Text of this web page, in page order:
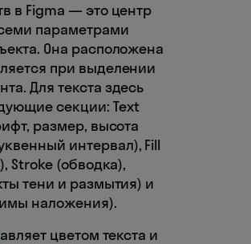
в Figma — это центр
параметрами
Она расположена
при выделении
Для текста здесь
секции: Text
размер, высота
интервал), Fill
Stroke (обводка),
тени и размытия) и
наложения).
цветом текста и